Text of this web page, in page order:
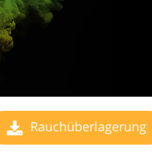
Rauchüberlagerung